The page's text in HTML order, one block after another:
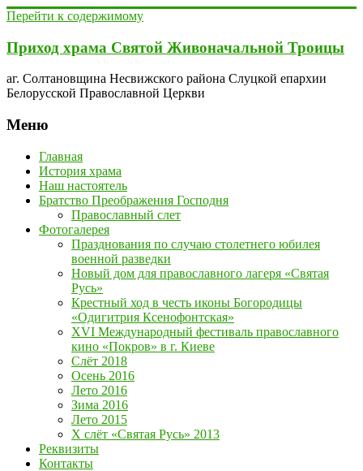
Перейти к содержимому
Приход храма Святой Живоначальной Троицы
аг. Солтановщина Несвижского района Слуцкой епархии
Белорусской Православной Церкви
Меню
Главная
История храма
Наш настоятель
Братство Преображения Господня
Православный слет
Фотогалерея
Празднования по случаю столетнего юбилея
военной разведки
Новый дом для православного лагеря «Святая
Русь»
Крестный ход в честь иконы Богородицы
«Одигитрия Ксенофонтская»
XVI Международный фестиваль православного
кино «Покров» в г. Киеве
Слёт 2018
Осень 2016
Лето 2016
Зима 2016
Лето 2015
Х слёт «Святая Русь» 2013
Реквизиты
Контакты